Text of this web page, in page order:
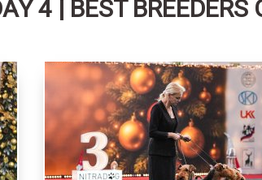
4 | BEST BREEDERS